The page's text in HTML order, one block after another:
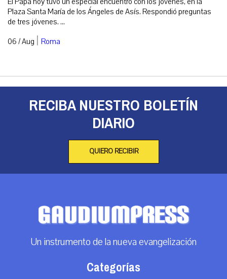
Plaza Santa María de los Ángeles de Asís. Respondió preguntas
de tres jóvenes. ...
06 / Aug | Roma
RECIBA NUESTRO BOLETÍN
DIARIO
QUIERO RECIBIR
Un instrumento de la nueva evangelización
Categorías